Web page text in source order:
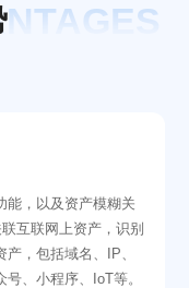
能，以及资产模糊关
互联网上资产，识别
，包括域名、IP、
、小程序、IoT等。